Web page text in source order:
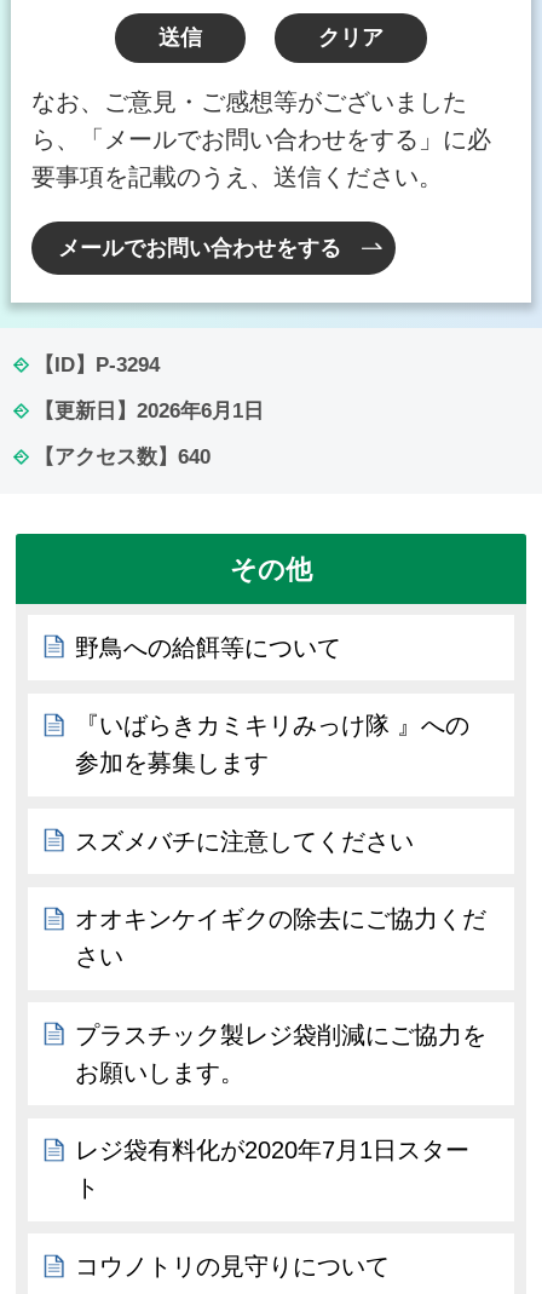
なお、ご意見・ご感想等がございました
ら、「メールでお問い合わせをする」に必
要事項を記載のうえ、送信ください。
メールでお問い合わせをする
【ID】 P-3294
【更新日】 2026年6月1日
【アクセス数】 640
その他
野鳥への給餌等について
『いばらきカミキリみっけ隊 』への
参加を募集します
スズメバチに注意してください
オオキンケイギクの除去にご協力くだ
さい
プラスチック製レジ袋削減にご協力を
お願いします。
レジ袋有料化が2020年7月1日スター
ト
コウノトリの見守りについて